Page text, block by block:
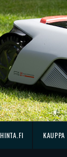
HINTA.FI KAUPPA